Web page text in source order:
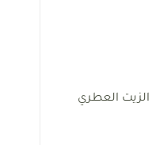
العطري